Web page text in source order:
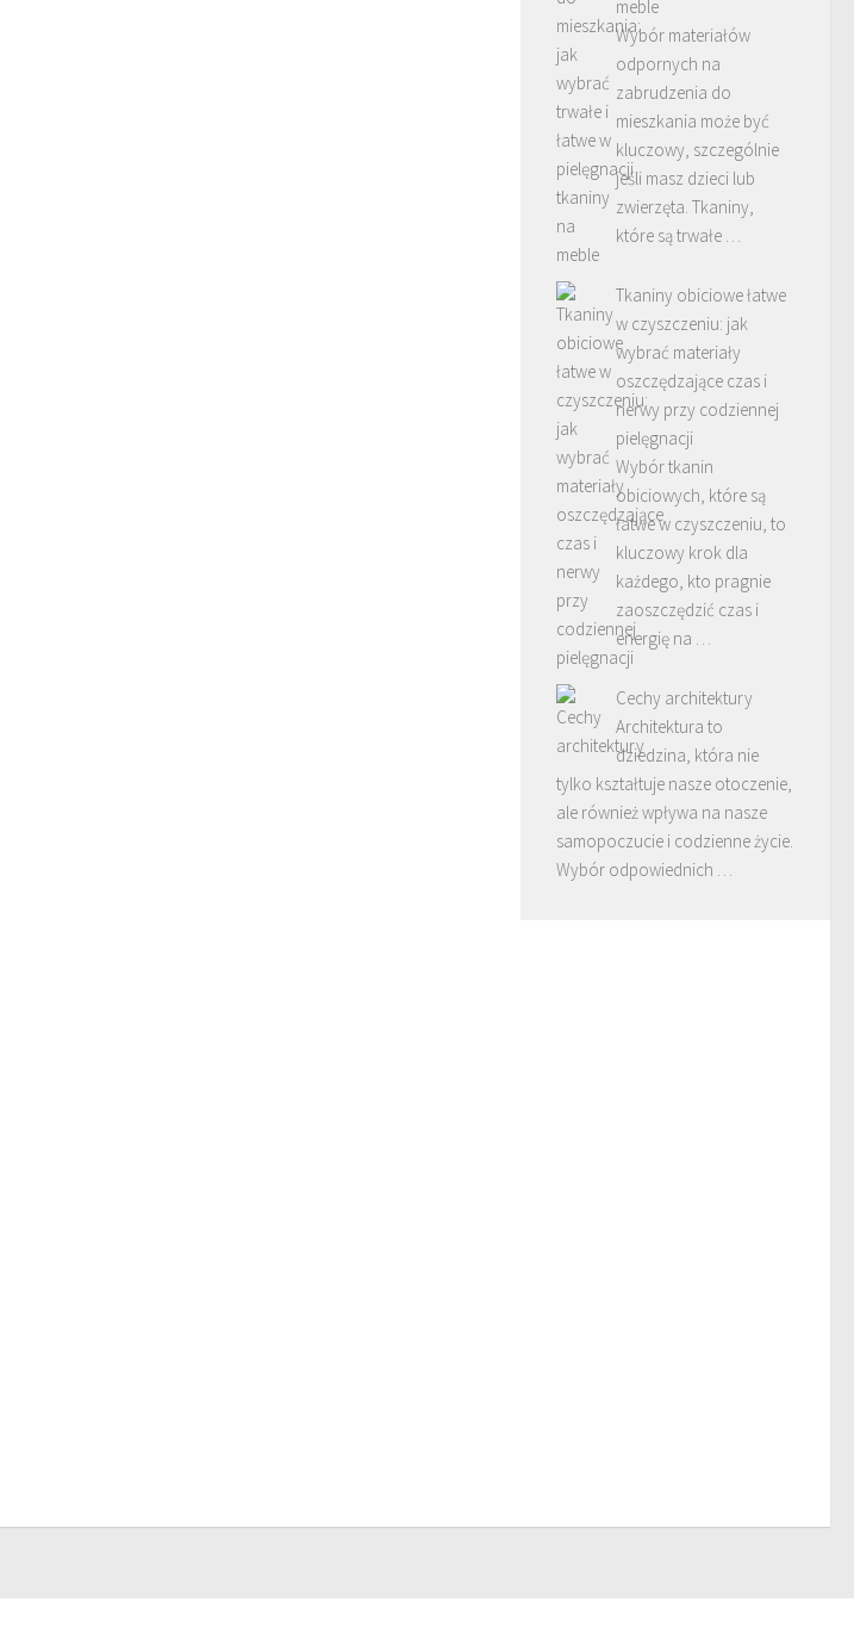
meble
Wybór materiałów
odpornych na
zabrudzenia do
mieszkania może być
kluczowy, szczególnie
jeśli masz dzieci lub
zwierzęta. Tkaniny,
które są trwałe …
Tkaniny obiciowe łatwe
w czyszczeniu: jak
wybrać materiały
oszczędzające czas i
nerwy przy codziennej
pielęgnacji
Wybór tkanin
obiciowych, które są
łatwe w czyszczeniu, to
kluczowy krok dla
każdego, kto pragnie
zaoszczędzić czas i
energię na …
Cechy architektury
Architektura to
dziedzina, która nie
tylko kształtuje nasze otoczenie,
ale również wpływa na nasze
samopoczucie i codzienne życie.
Wybór odpowiednich …